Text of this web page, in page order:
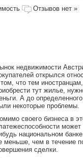
Отзывов нет »
недвижимости
открылся
что тем
тут жилье,
А до
некоторые проблемы.
своего бизнеса в
национальном
меньше, чем в течение
сделки.